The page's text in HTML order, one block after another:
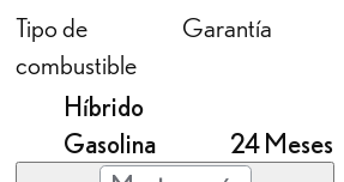
Tipo de
combustible
Híbrido
Gasolina
Garantía
24 Meses